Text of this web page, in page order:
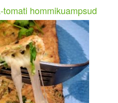
hommikuampsud